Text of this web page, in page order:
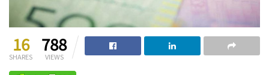
16
SHARES
788
VIEWS